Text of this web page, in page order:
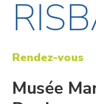
Rendez-vous
Musée